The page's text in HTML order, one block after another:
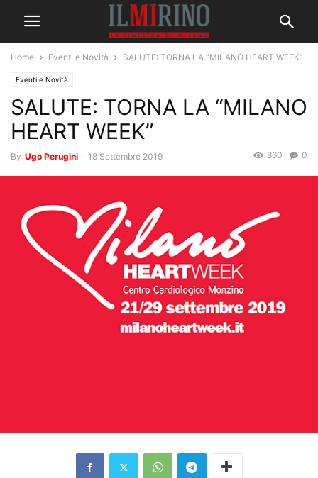
Home Eventi e Novità SALUTE: TORNA LA “MILANO HEART WEEK”
Eventi e Novità
SALUTE: TORNA LA “MILANO
HEART WEEK”
By Ugo Perugini - 18 Settembre 2019 0
860